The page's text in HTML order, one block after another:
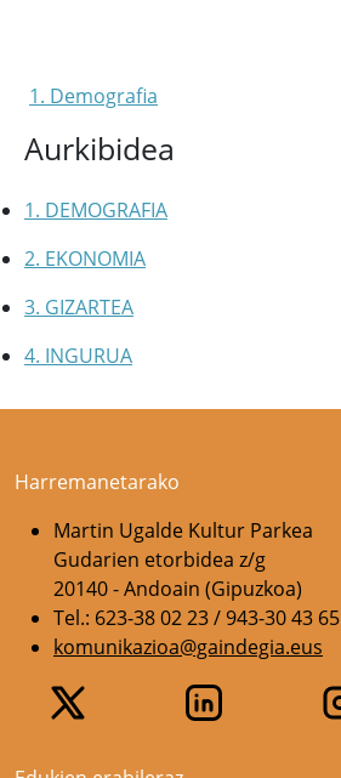
Aurkibidea
1. DEMOGRAFIA
2. EKONOMIA
3. GIZARTEA
4. INGURUA
1. Demografia
Harremanetarako
Martin Ugalde Kultur Parkea
Gudarien etorbidea z/g
20140 - Andoain (Gipuzkoa)
Tel.: 623-38 02 23 / 943-30 43 65
komunikazioa@gaindegia.eus